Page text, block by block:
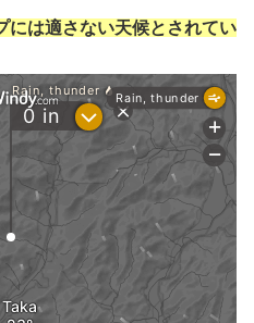
には適さない天候とされてい